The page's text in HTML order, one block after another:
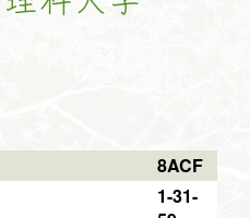
8ACF
1-31-